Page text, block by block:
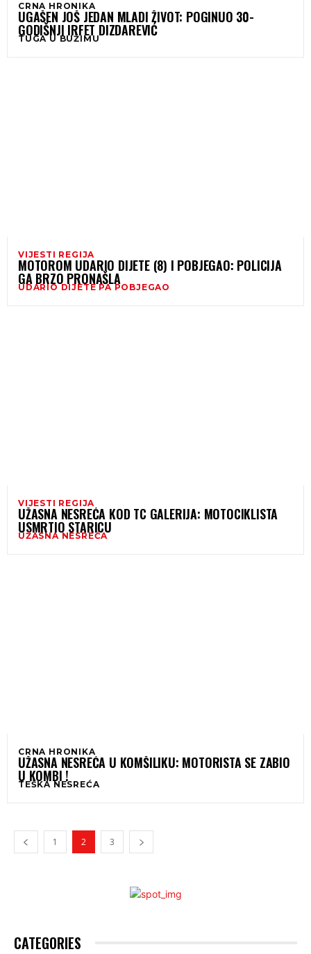
CRNA HRONIKA
UGAŠEN JOŠ JEDAN MLADI ŽIVOT: POGINUO 30-
GODIŠNJI IRFET DIZDAREVIĆ
TUGA U BUŽIMU
VIJESTI REGIJA
MOTOROM UDARIO DIJETE (8) I POBJEGAO: POLICIJA
GA BRZO PRONAŠLA
UDARIO DIJETE PA POBJEGAO
VIJESTI REGIJA
UŽASNA NESREĆA KOD TC GALERIJA: MOTOCIKLISTA
USMRTIO STARICU
UŽASNA NESREĆA
CRNA HRONIKA
UŽASNA NESREĆA U KOMŠILIKU: MOTORISTA SE ZABIO
U KOMBI !
TEŠKA NESREĆA
1 2 3
CATEGORIES